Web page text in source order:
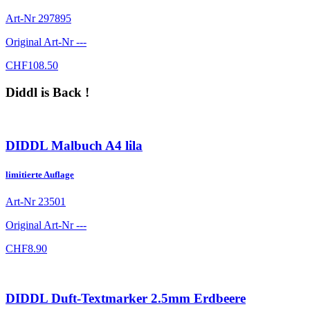
Art-Nr 297895
Original Art-Nr---
CHF108.50
Diddl is Back !
DIDDL Malbuch A4 lila
limitierte Auflage
Art-Nr 23501
Original Art-Nr---
CHF8.90
DIDDL Duft-Textmarker 2.5mm Erdbeere